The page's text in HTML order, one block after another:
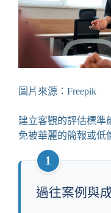
圖片來源：Freepik
建立客觀的評估標準
免被華麗的簡報或低
1
過往案例與